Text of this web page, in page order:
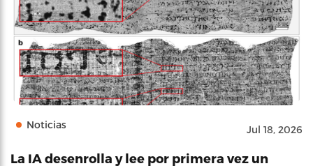
Noticias Jul 18, 2026
La IA desenrolla y lee por primera vez un